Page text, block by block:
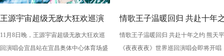
王源宇宙超级无敌大狂欢巡演
生日开唱 绚烂烟花闪耀宜昌
11月8日晚，王源宇宙超级无敌大狂欢巡
回演唱会宜昌站在宜昌奥体中心体育场盛
情歌王子温暖回归 共赴十年
约 熊天平《夜夜夜夜》世界
情歌王子温暖回归 共赴十年之约 熊天平
《夜夜夜夜》世界巡回演唱会即将开唱